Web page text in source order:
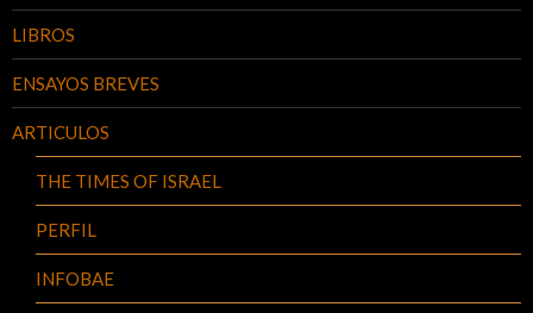
LIBROS
ENSAYOS BREVES
ARTICULOS
THE TIMES OF ISRAEL
PERFIL
INFOBAE